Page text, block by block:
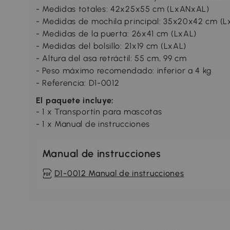
- Medidas totales: 42x25x55 cm (LxANxAL)
- Medidas de mochila principal: 35x20x42 cm
- Medidas de la puerta: 26x41 cm (LxAL)
- Medidas del bolsillo: 21x19 cm (LxAL)
- Altura del asa retráctil: 55 cm, 99 cm
- Peso máximo recomendado: inferior a 4 kg
- Referencia: D1-0012
El paquete incluye:
- 1 x Transportín para mascotas
- 1 x Manual de instrucciones
Manual de instrucciones
D1-0012 Manual de instrucciones